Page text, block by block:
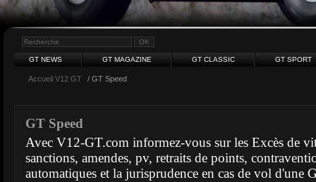
GT NEWS GT MAGAZINE GT CLASSIC GT SPORT
Accueil V12 GT / GT Speed
GT Speed
Avec V12-GT.com informez-vous sur les Excès de
sanctions, amendes, pv, retraits de points,
automatiques et la jurisprudence en cas de vol d'une